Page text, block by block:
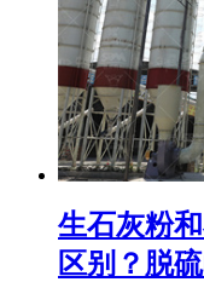
生石灰粉
区别？脱